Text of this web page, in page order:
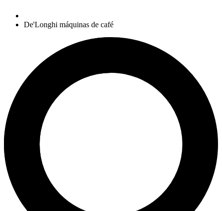
De'Longhi máquinas de café